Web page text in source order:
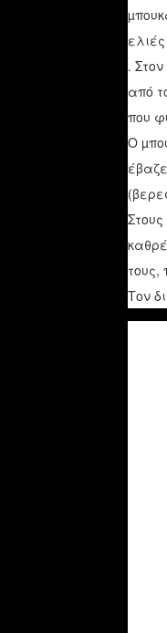
.
από
που
Ο
τους,
Τον